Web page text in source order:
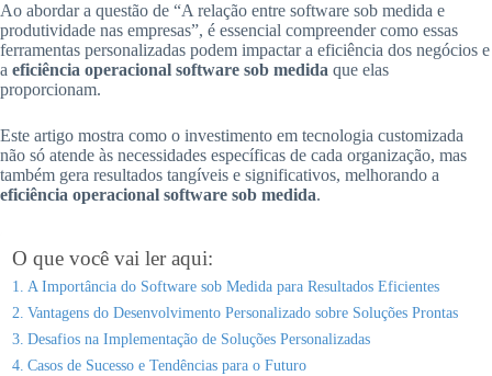
Ao abordar a questão de “A relação entre software sob medida e
produtividade nas empresas”, é essencial compreender como essas
ferramentas personalizadas podem impactar a eficiência dos negócios e
a eficiência operacional software sob medida que elas
proporcionam.
Este artigo mostra como o investimento em tecnologia customizada
não só atende às necessidades específicas de cada organização, mas
também gera resultados tangíveis e significativos, melhorando a
eficiência operacional software sob medida.
O que você vai ler aqui:
A Importância do Software sob Medida para Resultados Eficientes
Vantagens do Desenvolvimento Personalizado sobre Soluções Prontas
Desafios na Implementação de Soluções Personalizadas
Casos de Sucesso e Tendências para o Futuro